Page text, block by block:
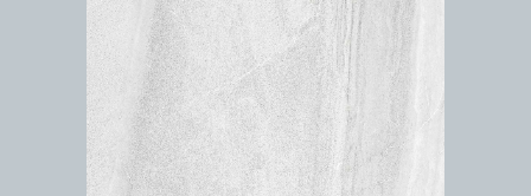
TIN CHUYÊN MÔN
LIÊN HỆ - TƯ